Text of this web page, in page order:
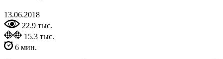
13.06.2018
22.9 тыс.
15.3 тыс.
6 мин.